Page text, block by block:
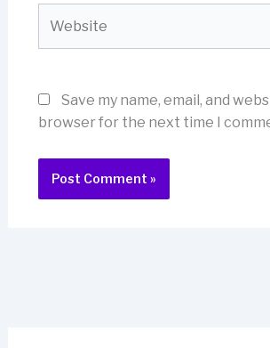
Save my name, email, and
browser for the next time I